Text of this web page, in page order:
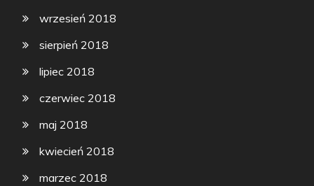
wrzesień 2018
sierpień 2018
lipiec 2018
czerwiec 2018
maj 2018
kwiecień 2018
marzec 2018